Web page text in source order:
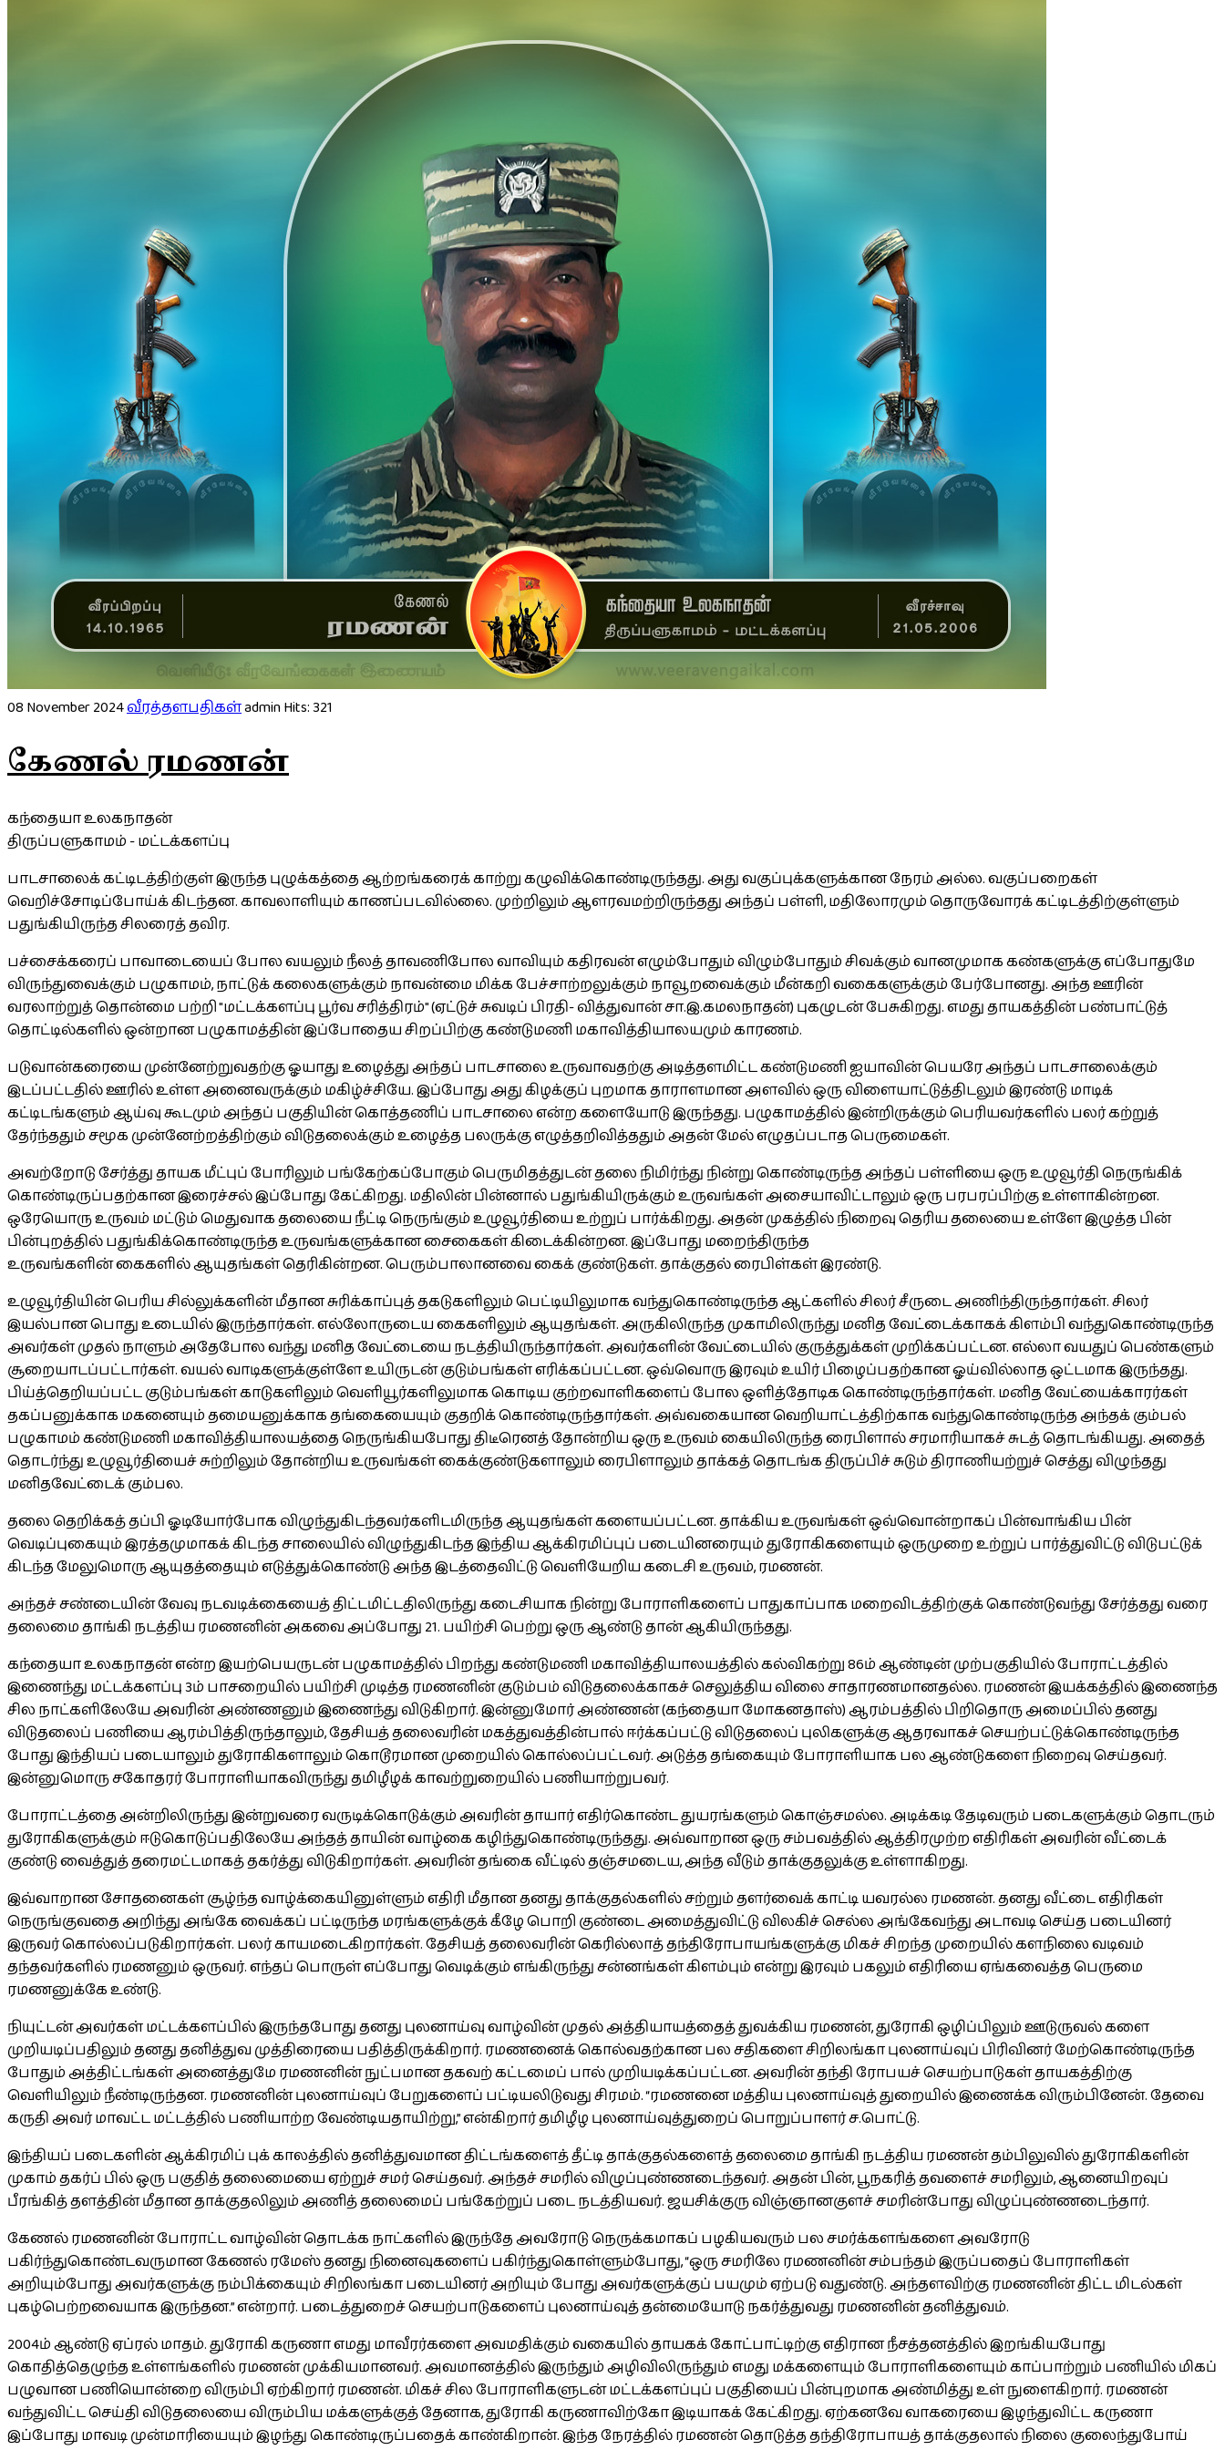
08 November 2024வீரத்தளபதிகள்adminHits: 321
கேணல் ரமணன்
கந்தையா உலகநாதன்
திருப்பளுகாமம் - மட்டக்களப்பு
பாடசாலைக் கட்டிடத்திற்குள் இருந்த புழுக்கத்தை ஆற்றங்கரைக் காற்று கழுவிக்கொண்டிருந்தது. அது வகுப்புக்களுக்கான நேரம் அல்ல. வகுப்பறைகள்
வெறிச்சோடிப்போய்க் கிடந்தன. காவலாளியும் காணப்படவில்லை. முற்றிலும் ஆளரவமற்றிருந்தது அந்தப் பள்ளி, மதிலோரமும் தொருவோரக் கட்டிடத்திற்குள்ளும்
பதுங்கியிருந்த சிலரைத் தவிர.
பச்சைக்கரைப் பாவாடையைப் போல வயலும் நீலத் தாவணிபோல வாவியும் கதிரவன் எழும்போதும் விழும்போதும் சிவக்கும் வானமுமாக கண்களுக்கு எப்போதுமே
விருந்துவைக்கும் பழுகாமம், நாட்டுக் கலைகளுக்கும் நாவன்மை மிக்க பேச்சாற்றலுக்கும் நாவூறவைக்கும் மீன்கறி வகைகளுக்கும் பேர்போனது. அந்த ஊரின்
வரலாற்றுத் தொன்மை பற்றி "மட்டக்களப்பு பூர்வ சரித்திரம்" (ஏட்டுச் சுவடிப் பிரதி- வித்துவான் சா.இ.கமலநாதன்) புகழுடன் பேசுகிறது. எமது தாயகத்தின் பண்பாட்டுத்
தொட்டில்களில் ஒன்றான பழுகாமத்தின் இப்போதைய சிறப்பிற்கு கண்டுமணி மகாவித்தியாலயமும் காரணம்.
படுவான்கரையை முன்னேற்றுவதற்கு ஓயாது உழைத்து அந்தப் பாடசாலை உருவாவதற்கு அடித்தளமிட்ட கண்டுமணி ஐயாவின் பெயரே அந்தப் பாடசாலைக்கும்
இடப்பட்டதில் ஊரில் உள்ள அனைவருக்கும் மகிழ்ச்சியே. இப்போது அது கிழக்குப் புறமாக தாராளமான அளவில் ஒரு விளையாட்டுத்திடலும் இரண்டு மாடிக்
கட்டிடங்களும் ஆய்வு கூடமும் அந்தப் பகுதியின் கொத்தணிப் பாடசாலை என்ற களையோடு இருந்தது. பழுகாமத்தில் இன்றிருக்கும் பெரியவர்களில் பலர் கற்றுத்
தேர்ந்ததும் சமூக முன்னேற்றத்திற்கும் விடுதலைக்கும் உழைத்த பலருக்கு எழுத்தறிவித்ததும் அதன் மேல் எழுதப்படாத பெருமைகள்.
அவற்றோடு சேர்த்து தாயக மீட்புப் போரிலும் பங்கேற்கப்போகும் பெருமிதத்துடன் தலை நிமிர்ந்து நின்று கொண்டிருந்த அந்தப் பள்ளியை ஒரு உழுவூர்தி நெருங்கிக்
கொண்டிருப்பதற்கான இரைச்சல் இப்போது கேட்கிறது. மதிலின் பின்னால் பதுங்கியிருக்கும் உருவங்கள் அசையாவிட்டாலும் ஒரு பரபரப்பிற்கு உள்ளாகின்றன.
ஒரேயொரு உருவம் மட்டும் மெதுவாக தலையை நீட்டி நெருங்கும் உழுவூர்தியை உற்றுப் பார்க்கிறது. அதன் முகத்தில் நிறைவு தெரிய தலையை உள்ளே இழுத்த பின்
பின்புறத்தில் பதுங்கிக்கொண்டிருந்த உருவங்களுக்கான சைகைகள் கிடைக்கின்றன. இப்போது மறைந்திருந்த
உருவங்களின் கைகளில் ஆயுதங்கள் தெரிகின்றன. பெரும்பாலானவை கைக் குண்டுகள். தாக்குதல் ரைபிள்கள் இரண்டு.
உழுவூர்தியின் பெரிய சில்லுக்களின் மீதான சுரிக்காப்புத் தகடுகளிலும் பெட்டியிலுமாக வந்துகொண்டிருந்த ஆட்களில் சிலர் சீருடை அணிந்திருந்தார்கள். சிலர்
இயல்பான பொது உடையில் இருந்தார்கள். எல்லோருடைய கைகளிலும் ஆயுதங்கள். அருகிலிருந்த முகாமிலிருந்து மனித வேட்டைக்காகக் கிளம்பி வந்துகொண்டிருந்த
அவர்கள் முதல் நாளும் அதேபோல வந்து மனித வேட்டையை நடத்தியிருந்தார்கள். அவர்களின் வேட்டையில் குருத்துக்கள் முறிக்கப்பட்டன. எல்லா வயதுப் பெண்களும்
சூறையாடப்பட்டார்கள். வயல் வாடிகளுக்குள்ளே உயிருடன் குடும்பங்கள் எரிக்கப்பட்டன. ஒவ்வொரு இரவும் உயிர் பிழைப்பதற்கான ஓய்வில்லாத ஒட்டமாக இருந்தது.
பிய்த்தெறியப்பட்ட குடும்பங்கள் காடுகளிலும் வெளியூர்களிலுமாக கொடிய குற்றவாளிகளைப் போல ஒளித்தோடிக கொண்டிருந்தார்கள். மனித வேட்யைக்காரர்கள்
தகப்பனுக்காக மகனையும் தமையனுக்காக தங்கையையும் குதறிக் கொண்டிருந்தார்கள். அவ்வகையான வெறியாட்டத்திற்காக வந்துகொண்டிருந்த அந்தக் கும்பல்
பழுகாமம் கண்டுமணி மகாவித்தியாலயத்தை நெருங்கியபோது திடீரெனத் தோன்றிய ஒரு உருவம் கையிலிருந்த ரைபிளால் சரமாரியாகச் சுடத் தொடங்கியது. அதைத்
தொடர்ந்து உழுவூர்தியைச் சுற்றிலும் தோன்றிய உருவங்கள் கைக்குண்டுகளாலும் ரைபிளாலும் தாக்கத் தொடங்க திருப்பிச் சுடும் திராணியற்றுச் செத்து விழுந்தது
மனிதவேட்டைக் கும்பல.
தலை தெறிக்கத் தப்பி ஓடியோர்போக விழுந்துகிடந்தவர்களிடமிருந்த ஆயுதங்கள் களையப்பட்டன. தாக்கிய உருவங்கள் ஒவ்வொன்றாகப் பின்வாங்கிய பின்
வெடிப்புகையும் இரத்தமுமாகக் கிடந்த சாலையில் விழுந்துகிடந்த இந்திய ஆக்கிரமிப்புப் படையினரையும் துரோகிகளையும் ஒருமுறை உற்றுப் பார்த்துவிட்டு விடுபட்டுக்
கிடந்த மேலுமொரு ஆயுதத்தையும் எடுத்துக்கொண்டு அந்த இடத்தைவிட்டு வெளியேறிய கடைசி உருவம், ரமணன்.
அந்தச் சண்டையின் வேவு நடவடிக்கையைத் திட்டமிட்டதிலிருந்து கடைசியாக நின்று போராளிகளைப் பாதுகாப்பாக மறைவிடத்திற்குக் கொண்டுவந்து சேர்த்தது வரை
தலைமை தாங்கி நடத்திய ரமணனின் அகவை அப்போது 21. பயிற்சி பெற்று ஒரு ஆண்டு தான் ஆகியிருந்தது.
கந்தையா உலகநாதன் என்ற இயற்பெயருடன் பழுகாமத்தில் பிறந்து கண்டுமணி மகாவித்தியாலயத்தில் கல்விகற்று 86ம் ஆண்டின் முற்பகுதியில் போராட்டத்தில்
இணைந்து மட்டக்களப்பு 3ம் பாசறையில் பயிற்சி முடித்த ரமணனின் குடும்பம் விடுதலைக்காகச் செலுத்திய விலை சாதாரணமானதல்ல. ரமணன் இயக்கத்தில் இணைந்த
சில நாட்களிலேயே அவரின் அண்ணனும் இணைந்து விடுகிறார். இன்னுமோர் அண்ணன் (கந்தையா மோகனதாஸ்) ஆரம்பத்தில் பிறிதொரு அமைப்பில் தனது
விடுதலைப் பணியை ஆரம்பித்திருந்தாலும், தேசியத் தலைவரின் மகத்துவத்தின்பால் ஈர்க்கப்பட்டு விடுதலைப் புலிகளுக்கு ஆதரவாகச் செயற்பட்டுக்கொண்டிருந்த
போது இந்தியப் படையாலும் துரோகிகளாலும் கொடூரமான முறையில் கொல்லப்பட்டவர். அடுத்த தங்கையும் போராளியாக பல ஆண்டுகளை நிறைவு செய்தவர்.
இன்னுமொரு சகோதரர் போராளியாகவிருந்து தமிழீழக் காவற்றுறையில் பணியாற்றுபவர்.
போராட்டத்தை அன்றிலிருந்து இன்றுவரை வருடிக்கொடுக்கும் அவரின் தாயார் எதிர்கொண்ட துயரங்களும் கொஞ்சமல்ல. அடிக்கடி தேடிவரும் படைகளுக்கும் தொடரும்
துரோகிகளுக்கும் ஈடுகொடுப்பதிலேயே அந்தத் தாயின் வாழ்கை கழிந்துகொண்டிருந்தது. அவ்வாறான ஒரு சம்பவத்தில் ஆத்திரமுற்ற எதிரிகள் அவரின் வீட்டைக்
குண்டு வைத்துத் தரைமட்டமாகத் தகர்த்து விடுகிறார்கள். அவரின் தங்கை வீட்டில் தஞ்சமடைய, அந்த வீடும் தாக்குதலுக்கு உள்ளாகிறது.
இவ்வாறான சோதனைகள் சூழ்ந்த வாழ்க்கையினுள்ளும் எதிரி மீதான தனது தாக்குதல்களில் சற்றும் தளர்வைக் காட்டி யவரல்ல ரமணன். தனது வீட்டை எதிரிகள்
நெருங்குவதை அறிந்து அங்கே வைக்கப் பட்டிருந்த மரங்களுக்குக் கீழே பொறி குண்டை அமைத்துவிட்டு விலகிச் செல்ல அங்கேவந்து அடாவடி செய்த படையினர்
இருவர் கொல்லப்படுகிறார்கள். பலர் காயமடைகிறார்கள். தேசியத் தலைவரின் கெரில்லாத் தந்திரோபாயங்களுக்கு மிகச் சிறந்த முறையில் களநிலை வடிவம்
தந்தவர்களில் ரமணனும் ஒருவர். எந்தப் பொருள் எப்போது வெடிக்கும் எங்கிருந்து சன்னங்கள் கிளம்பும் என்று இரவும் பகலும் எதிரியை ஏங்கவைத்த பெருமை
ரமணனுக்கே உண்டு.
நியுட்டன் அவர்கள் மட்டக்களப்பில் இருந்தபோது தனது புலனாய்வு வாழ்வின் முதல் அத்தியாயத்தைத் துவக்கிய ரமணன், துரோகி ஒழிப்பிலும் ஊடுருவல் களை
முறியடிப்பதிலும் தனது தனித்துவ முத்திரையை பதித்திருக்கிறார். ரமணனைக் கொல்வதற்கான பல சதிகளை சிறிலங்கா புலனாய்வுப் பிரிவினர் மேற்கொண்டிருந்த
போதும் அத்திட்டங்கள் அனைத்துமே ரமணனின் நுட்பமான தகவற் கட்டமைப் பால் முறியடிக்கப்பட்டன. அவரின் தந்தி ரோபயச் செயற்பாடுகள் தாயகத்திற்கு
வெளியிலும் நீண்டிருந்தன. ரமணனின் புலனாய்வுப் பேறுகளைப் பட்டியலிடுவது சிரமம். “ரமணனை மத்திய புலனாய்வுத் துறையில் இணைக்க விரும்பினேன். தேவை
கருதி அவர் மாவட்ட மட்டத்தில் பணியாற்ற வேண்டியதாயிற்று,” என்கிறார் தமிழீழ புலனாய்வுத்துறைப் பொறுப்பாளர் ச.பொட்டு.
இந்தியப் படைகளின் ஆக்கிரமிப் புக் காலத்தில் தனித்துவமான திட்டங்களைத் தீட்டி தாக்குதல்களைத் தலைமை தாங்கி நடத்திய ரமணன் தம்பிலுவில் துரோகிகளின்
முகாம் தகர்ப் பில் ஒரு பகுதித் தலைமையை ஏற்றுச் சமர் செய்தவர். அந்தச் சமரில் விழுப்புண்ணடைந்தவர். அதன் பின், பூநகரித் தவளைச் சமரிலும், ஆனையிறவுப்
பீரங்கித் தளத்தின் மீதான தாக்குதலிலும் அணித் தலைமைப் பங்கேற்றுப் படை நடத்தியவர். ஜயசிக்குரு விஞ்ஞானகுளச் சமரின்போது விழுப்புண்ணடைந்தார்.
கேணல் ரமணனின் போராட்ட வாழ்வின் தொடக்க நாட்களில் இருந்தே அவரோடு நெருக்கமாகப் பழகியவரும் பல சமர்க்களங்களை அவரோடு
பகிர்ந்துகொண்டவருமான கேணல் ரமேஸ் தனது நினைவுகளைப் பகிர்ந்துகொள்ளும்போது, “ஒரு சமரிலே ரமணனின் சம்பந்தம் இருப்பதைப் போராளிகள்
அறியும்போது அவர்களுக்கு நம்பிக்கையும் சிறிலங்கா படையினர் அறியும் போது அவர்களுக்குப் பயமும் ஏற்படு வதுண்டு. அந்தளவிற்கு ரமணனின் திட்ட மிடல்கள்
புகழ்பெற்றவையாக இருந்தன.” என்றார். படைத்துறைச் செயற்பாடுகளைப் புலனாய்வுத் தன்மையோடு நகர்த்துவது ரமணனின் தனித்துவம்.
2004ம் ஆண்டு ஏப்ரல் மாதம். துரோகி கருணா எமது மாவீரர்களை அவமதிக்கும் வகையில் தாயகக் கோட்பாட்டிற்கு எதிரான நீசத்தனத்தில் இறங்கியபோது
கொதித்தெழுந்த உள்ளங்களில் ரமணன் முக்கியமானவர். அவமானத்தில் இருந்தும் அழிவிலிருந்தும் எமது மக்களையும் போராளிகளையும் காப்பாற்றும் பணியில் மிகப்
பழுவான பணியொன்றை விரும்பி ஏற்கிறார் ரமணன். மிகச் சில போராளிகளுடன் மட்டக்களப்புப் பகுதியைப் பின்புறமாக அண்மித்து உள் நுளைகிறார். ரமணன்
வந்துவிட்ட செய்தி விடுதலையை விரும்பிய மக்களுக்குத் தேனாக, துரோகி கருணாவிற்கோ இடியாகக் கேட்கிறது. ஏற்கனவே வாகரையை இழந்துவிட்ட கருணா
இப்போது மாவடி முன்மாரியையும் இழந்து கொண்டிருப்பதைக் காண்கிறான். இந்த நேரத்தில் ரமணன் தொடுத்த தந்திரோபாயத் தாக்குதலால் நிலை குலைந்துபோய்